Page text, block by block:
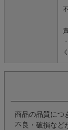
商品の品質につ
不良・破損など